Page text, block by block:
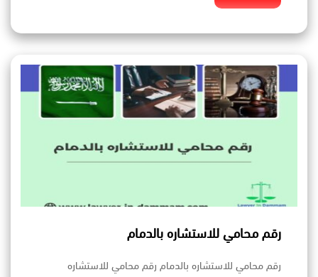
رقم محامي للاستشاره بالدمام
رقم محامي للاستشاره بالدمام رقم محامي للاستشاره